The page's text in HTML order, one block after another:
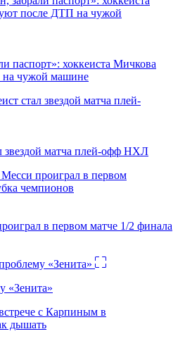
паспорт»: хоккеиста Мичкова
чужой машине
звездой матча плей-офф НХЛ
в первом матче 1/2 финала
«Зенита»